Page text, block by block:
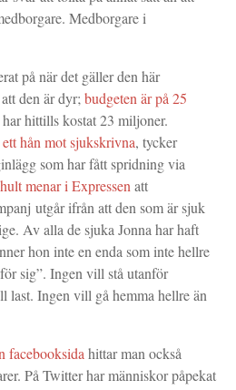
Medborgare i
på när det gäller den här
den är dyr;budgeten är på 25
hittills kostat 23 miljoner.
hån mot sjukskrivna, tycker
som har fått spridning via
menar i Expressenatt
utgår ifrån att den som är sjuk
Av alla de sjuka Jonna har haft
hon inte en enda som inte hellre
sig”. Ingen vill stå utanför
last. Ingen vill gå hemma hellre än
facebooksidahittar man också
På Twitter har människor påpekat